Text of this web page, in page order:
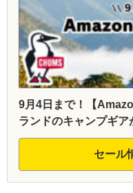
9月4日まで！【
ランドのキャンプギア
セール